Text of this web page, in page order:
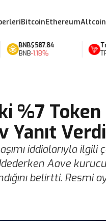
BitcoinEthereumAltcoin
BNB
BNB
$587.84
-1.18%
Tron
TRX
%7 Token
Yanıt Verdi
iddialarıyla
Aave
belirtti. Resmi